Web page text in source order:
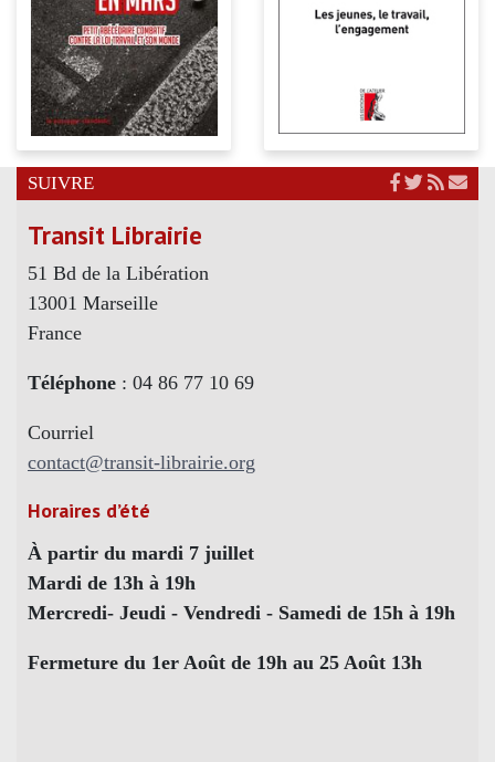
SUIVRE
Transit Librairie
51 Bd de la Libération
13001 Marseille
France
Téléphone : 04 86 77 10 69
Courriel
contact@transit-librairie.org
Horaires d’été
À partir du mardi 7 juillet
Mardi de 13h à 19h
Mercredi- Jeudi - Vendredi - Samedi de 15h à 19h
Fermeture du 1er Août de 19h au 25 Août 13h